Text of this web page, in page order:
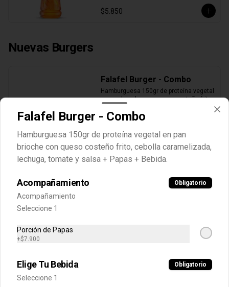
$5.850
Nuevas Burgers
Falafel Burger - Combo
Hamburguesa 150gr de proteína vegetal
en pan brioche con queso costeño frito,
y salsa + Papas + Bebida.
$33.900
Hamburguesa 150gr de proteína vegetal
Pollo Burger - Combo
Falafel Burger - Combo
Hamburguesa 150gr de proteína vegetal en pan
brioche con queso costeño frito, cebolla caramelizada,
lechuga, tomate y salsa + Papas + Bebida.
Acompañamiento Obligatorio
Acompañamiento
Seleccione 1
Porción de Papas
+$7.900
Elige Tu Bebida Obligatorio
Seleccione 1